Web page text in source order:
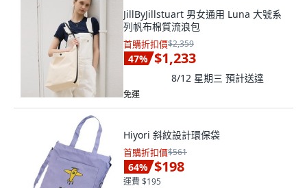
JillByJillstuart 男女通用 Luna 大號系
列帆布棉質流浪包
首購折扣價$2,359
47% $1,233
8/12 星期三 預計送達
免運
Hiyori 斜紋設計環保袋
首購折扣價$561
64% $198
運費 $195